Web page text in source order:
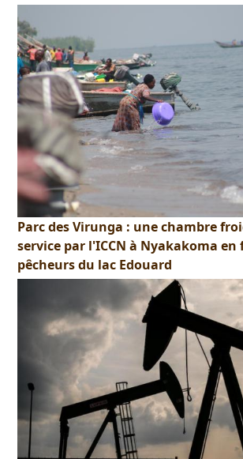
Parc des Virunga : une chambre
service par l'ICCN à Nyakakoma en
pêcheurs du lac Edouard